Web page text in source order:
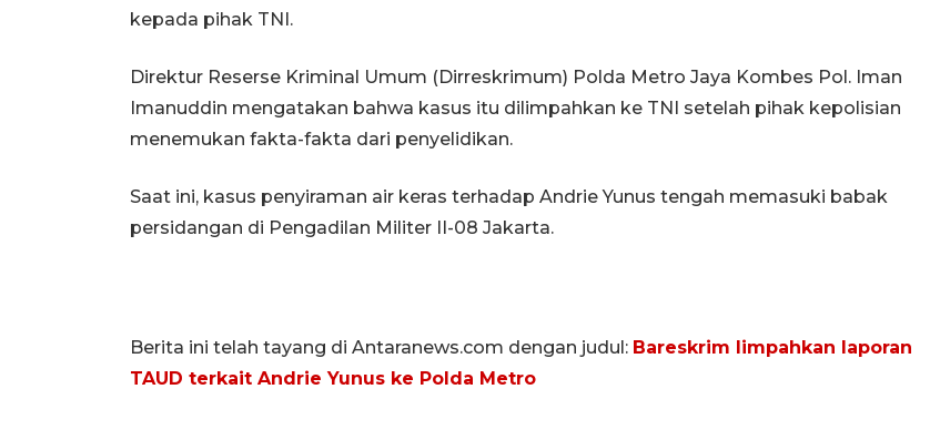
kepada pihak TNI.
Direktur Reserse Kriminal Umum (Dirreskrimum) Polda Metro Jaya Kombes Pol. Iman
Imanuddin mengatakan bahwa kasus itu dilimpahkan ke TNI setelah pihak kepolisian
menemukan fakta-fakta dari penyelidikan.
Saat ini, kasus penyiraman air keras terhadap Andrie Yunus tengah memasuki babak
persidangan di Pengadilan Militer II-08 Jakarta.
Berita ini telah tayang di Antaranews.com dengan judul: Bareskrim limpahkan laporan
TAUD terkait Andrie Yunus ke Polda Metro